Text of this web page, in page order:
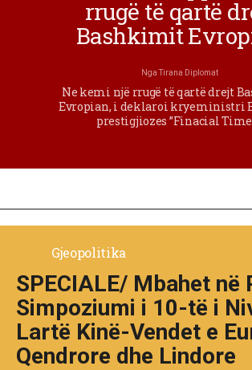
rrugë të qartë
Bashkimit
NgaTirana Diplomat
Ne kemi një rrugë të qartë drejt
Evropian, i deklaroi kryeministri
prestigjiozes ”Finacial
Gjeopolitika
SPECIALE/ Mbahet në
Simpoziumi i 10-të i
Lartë Kinë-Vendet e
Qendrore dhe Lindore